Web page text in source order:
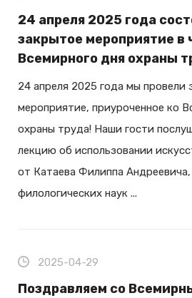
24 апреля 2025 года
закрытое мероприятие в
Всемирного дня охраны
24 апреля 2025 года мы провели
мероприятие, приуроченное ко
охраны труда! Наши гости
лекцию об использовании
от Катаева Филиппа
филологических наук ...
2025-04-29
Поздравляем со